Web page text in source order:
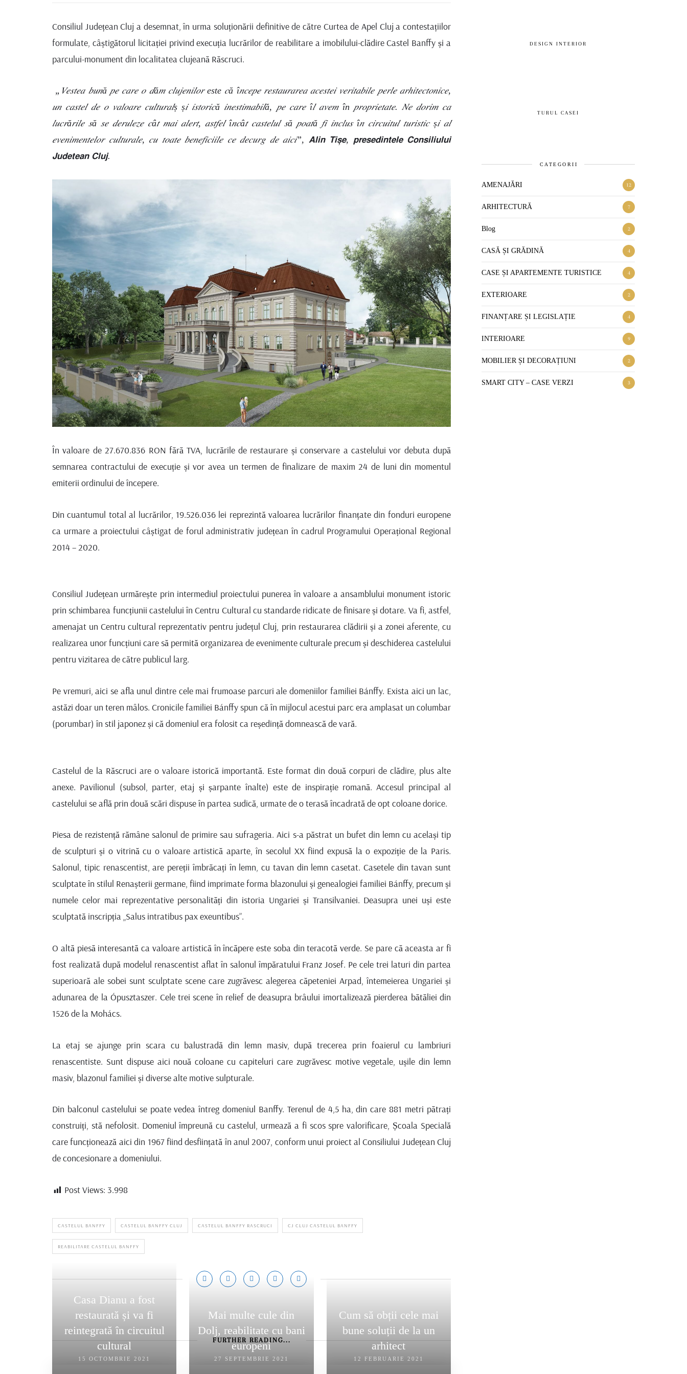
Consiliul Județean Cluj a desemnat, în urma soluționării definitive de către Curtea de Apel Cluj a contestațiilor
formulate, câștigătorul licitației privind execuția lucrărilor de reabilitare a imobilului-clădire Castel Banffy și a
parcului-monument din localitatea clujeană Răscruci.
„𝑉𝑒𝑠𝑡𝑒𝑎 𝑏𝑢𝑛ă 𝑝𝑒 𝑐𝑎𝑟𝑒 𝑜 𝑑ă𝑚 𝑐𝑙𝑢𝑗𝑒𝑛𝑖𝑙𝑜𝑟 este 𝑐ă î𝑛𝑐𝑒𝑝𝑒 𝑟𝑒𝑠𝑡𝑎𝑢𝑟𝑎𝑟𝑒𝑎 𝑎𝑐𝑒𝑠𝑡𝑒𝑖 𝑣𝑒𝑟𝑖𝑡𝑎𝑏𝑖𝑙𝑒 𝑝𝑒𝑟𝑙𝑒 𝑎𝑟ℎ𝑖𝑡𝑒𝑐𝑡𝑜𝑛𝑖𝑐𝑒,
𝑢𝑛 𝑐𝑎𝑠𝑡𝑒𝑙 𝑑𝑒 𝑜 𝑣𝑎𝑙𝑜𝑎𝑟𝑒 𝑐𝑢𝑙𝑡𝑢𝑟𝑎𝑙ș ș𝑖 𝑖𝑠𝑡𝑜𝑟𝑖𝑐ă 𝑖𝑛𝑒𝑠𝑡𝑖𝑚𝑎𝑏𝑖𝑙ă, 𝑝𝑒 𝑐𝑎𝑟𝑒 î𝑙 𝑎𝑣𝑒𝑚 în 𝑝𝑟𝑜𝑝𝑟𝑖𝑒𝑡𝑎𝑡𝑒. 𝑁𝑒 𝑑𝑜𝑟𝑖𝑚 𝑐𝑎
𝑙𝑢𝑐𝑟ă𝑟𝑖𝑙𝑒 𝑠ă 𝑠𝑒 𝑑𝑒𝑟𝑢𝑙𝑒𝑧𝑒 𝑐â𝑡 𝑚𝑎𝑖 𝑎𝑙𝑒𝑟𝑡, 𝑎𝑠𝑡𝑓𝑒𝑙 î𝑛𝑐â𝑡 𝑐𝑎𝑠𝑡𝑒𝑙𝑢𝑙 𝑠ă 𝑝𝑜𝑎𝑡ă 𝑓𝑖 𝑖𝑛𝑐𝑙𝑢𝑠 î𝑛 𝑐𝑖𝑟𝑐𝑢𝑖𝑡𝑢𝑙 𝑡𝑢𝑟𝑖𝑠𝑡𝑖𝑐 ș𝑖 𝑎𝑙
𝑒𝑣𝑒𝑛𝑖𝑚𝑒𝑛𝑡𝑒𝑙𝑜𝑟 𝑐𝑢𝑙𝑡𝑢𝑟𝑎𝑙𝑒, 𝑐𝑢 𝑡𝑜𝑎𝑡𝑒 𝑏𝑒𝑛𝑒𝑓𝑖𝑐𝑖𝑖𝑙𝑒 𝑐𝑒 𝑑𝑒𝑐𝑢𝑟𝑔 𝑑𝑒 𝑎𝑖𝑐𝑖”, 𝗔𝗹𝗶𝗻 𝗧𝗶𝘀̦𝗲, 𝗽𝗿𝗲𝘀𝗲𝗱𝗶𝗻𝘁𝗲𝗹𝗲 𝗖𝗼𝗻𝘀𝗶𝗹𝗶𝘂𝗹𝘂𝗶
𝗝𝘂𝗱𝗲𝘁𝗲𝗮𝗻 𝗖𝗹𝘂𝗷.
În valoare de 27.670.836 RON fără TVA, lucrările de restaurare și conservare a castelului vor debuta după
semnarea contractului de execuție și vor avea un termen de finalizare de maxim 24 de luni din momentul
emiterii ordinului de începere.
Din cuantumul total al lucrărilor, 19.526.036 lei reprezintă valoarea lucrărilor finanțate din fonduri europene
ca urmare a proiectului câștigat de forul administrativ județean în cadrul Programului Operațional Regional
2014 – 2020.
Consiliul Județean urmărește prin intermediul proiectului punerea în valoare a ansamblului monument istoric
prin schimbarea funcțiunii castelului în Centru Cultural cu standarde ridicate de finisare și dotare. Va fi, astfel,
amenajat un Centru cultural reprezentativ pentru județul Cluj, prin restaurarea clădirii și a zonei aferente, cu
realizarea unor funcțiuni care să permită organizarea de evenimente culturale precum și deschiderea castelului
pentru vizitarea de către publicul larg.
Pe vremuri, aici se afla unul dintre cele mai frumoase parcuri ale domeniilor familiei Bánffy. Exista aici un lac,
astăzi doar un teren mâlos. Cronicile familiei Bánffy spun că în mijlocul acestui parc era amplasat un columbar
(porumbar) în stil japonez și că domeniul era folosit ca reședință domnească de vară.
Castelul de la Răscruci are o valoare istorică importantă. Este format din două corpuri de clădire, plus alte
anexe. Pavilionul (subsol, parter, etaj și șarpante înalte) este de inspirație romană. Accesul principal al
castelului se află prin două scări dispuse în partea sudică, urmate de o terasă încadrată de opt coloane dorice.
Piesa de rezistență rămâne salonul de primire sau sufrageria. Aici s-a păstrat un bufet din lemn cu același tip
de sculpturi și o vitrină cu o valoare artistică aparte, în secolul XX fiind expusă la o expoziție de la Paris.
Salonul, tipic renascentist, are pereții îmbrăcați în lemn, cu tavan din lemn casetat. Casetele din tavan sunt
sculptate în stilul Renașterii germane, fiind imprimate forma blazonului și genealogiei familiei Bánffy, precum și
numele celor mai reprezentative personalități din istoria Ungariei și Transilvaniei. Deasupra unei uși este
sculptată inscripția „Salus intratibus pax exeuntibus”.
O altă piesă interesantă ca valoare artistică în încăpere este soba din teracotă verde. Se pare că aceasta ar fi
fost realizată după modelul renascentist aflat în salonul împăratului Franz Josef. Pe cele trei laturi din partea
superioară ale sobei sunt sculptate scene care zugrăvesc alegerea căpeteniei Arpad, întemeierea Ungariei și
adunarea de la Ópusztaszer. Cele trei scene în relief de deasupra brâului imortalizează pierderea bătăliei din
1526 de la Mohács.
La etaj se ajunge prin scara cu balustradă din lemn masiv, după trecerea prin foaierul cu lambriuri
renascentiste. Sunt dispuse aici nouă coloane cu capiteluri care zugrăvesc motive vegetale, ușile din lemn
masiv, blazonul familiei și diverse alte motive sulpturale.
Din balconul castelului se poate vedea întreg domeniul Banffy. Terenul de 4,5 ha, din care 881 metri pătrați
construiți, stă nefolosit. Domeniul împreună cu castelul, urmează a fi scos spre valorificare, Școala Specială
care funcționează aici din 1967 fiind desființată în anul 2007, conform unui proiect al Consiliului Județean Cluj
de concesionare a domeniului.
Post Views: 3.998
CASTELUL BANFFY CASTELUL BANFFY CLUJ CASTELUL BANFFY RASCRUCI CJ CLUJ CASTELUL BANFFY
REABILITARE CASTELUL BANFFY
FURTHER READING...
Casa Dianu a fost
restaurată și va fi
reintegrată în circuitul
cultural
15 OCTOMBRIE 2021
Mai multe cule din
Dolj, reabilitate cu bani
europeni
27 SEPTEMBRIE 2021
Cum să obții cele mai
bune soluții de la un
arhitect
12 FEBRUARIE 2021
DESIGN INTERIOR
TURUL CASEI
CATEGORII
AMENAJĂRI 12
ARHITECTURĂ 7
Blog 2
CASĂ ȘI GRĂDINĂ 4
CASE ȘI APARTEMENTE TURISTICE 4
EXTERIOARE 2
FINANȚARE ȘI LEGISLAȚIE 4
INTERIOARE 9
MOBILIER ȘI DECORAȚIUNI 2
SMART CITY – CASE VERZI 3